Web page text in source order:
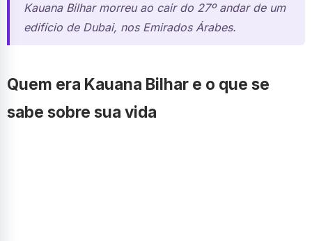
Kauana Bilhar morreu ao cair do 27º andar de um
edifício de Dubai, nos Emirados Árabes.
Quem era Kauana Bilhar e o que se
sabe sobre sua vida